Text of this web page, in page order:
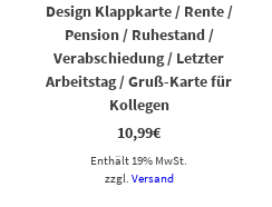
Design Klappkarte / Rente /
Pension / Ruhestand /
Verabschiedung / Letzter
Arbeitstag / Gruß-Karte für
Kollegen
10,99€
Enthält 19% MwSt.
zzgl. Versand